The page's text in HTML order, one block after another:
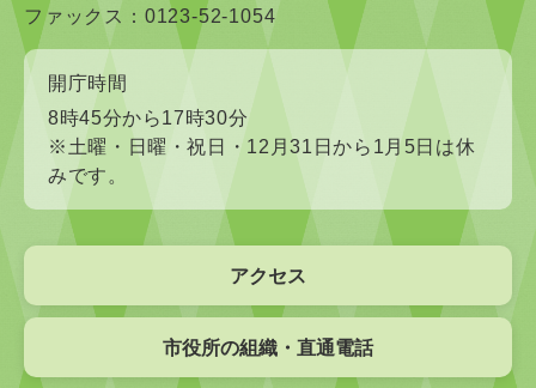
ファックス：0123-52-1054
開庁時間
8時45分から17時30分
※土曜・日曜・祝日・12月31日から1月5日は休
みです。
アクセス
市役所の組織・直通電話